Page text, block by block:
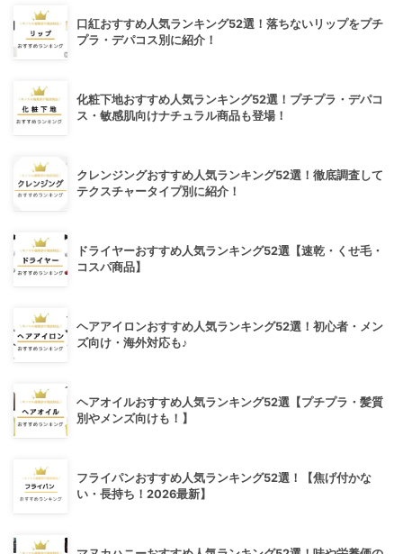
口紅おすすめ人気ランキング52選！落ちないリップをプチ
プラ・デパコス別に紹介！
化粧下地おすすめ人気ランキング52選！プチプラ・デパコ
ス・敏感肌向けナチュラル商品も登場！
クレンジングおすすめ人気ランキング52選！徹底調査して
テクスチャータイプ別に紹介！
ドライヤーおすすめ人気ランキング52選【速乾・くせ毛・
コスパ商品】
ヘアアイロンおすすめ人気ランキング52選！初心者・メン
ズ向け・海外対応も♪
ヘアオイルおすすめ人気ランキング52選【プチプラ・髪質
別やメンズ向けも！】
フライパンおすすめ人気ランキング52選！【焦げ付かな
い・長持ち！2026最新】